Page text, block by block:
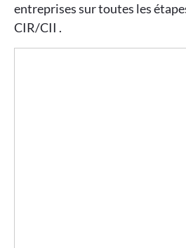
entreprises sur toutes les
CIR/CII .